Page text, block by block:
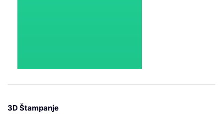
3D Štampanje